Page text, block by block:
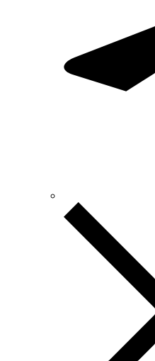
Technoelectric (Италия)
Technosystems (Украина)
TEKPAN (Турция)
TeleTec (Украина)
Vargo (Украина)
Vector VS
Vimar (Италия)
Volter (Украина)
Volterm (Украина)
Wago (Германия)
АС Привод (Украина)
АСКО-УКРЕМ (Украина)